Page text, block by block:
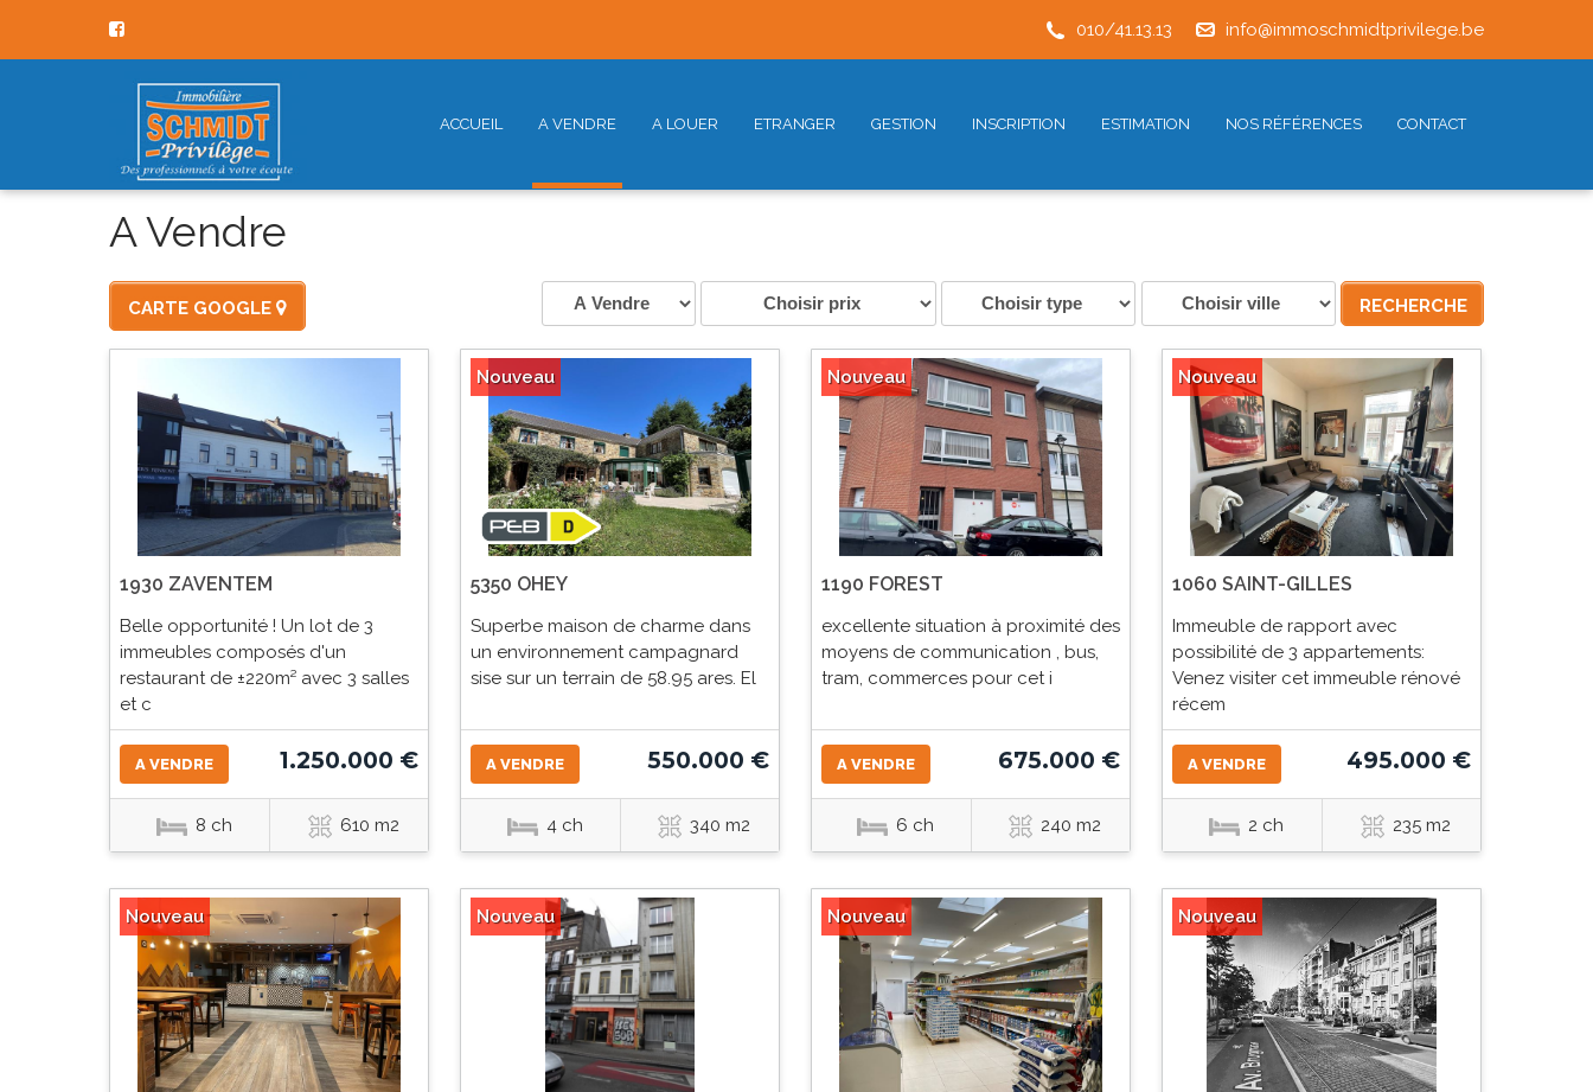
info@immoschmidtprivilege.be
010/41.13.13
ACCUEIL A VENDRE A LOUER ETRANGER GESTION INSCRIPTION ESTIMATION NOS RÉFÉRENCES CONTACT
A Vendre
CARTE GOOGLE
1930 ZAVENTEM
Belle opportunité ! Un lot de 3
immeubles composés d'un
restaurant de ±220m² avec 3 salles
et c
A VENDRE 1.250.000 €
8 ch 610 m2
Nouveau
5350 OHEY
Superbe maison de charme dans
un environnement campagnard
sise sur un terrain de 58.95 ares. El
A VENDRE 550.000 €
4 ch 340 m2
Nouveau
1190 FOREST
excellente situation à proximité des
moyens de communication , bus,
tram, commerces pour cet i
A VENDRE 675.000 €
6 ch 240 m2
Nouveau
1060 SAINT-GILLES
Immeuble de rapport avec
possibilité de 3 appartements:
Venez visiter cet immeuble rénové
récem
A VENDRE 495.000 €
2 ch 235 m2
Nouveau Nouveau Nouveau Nouveau